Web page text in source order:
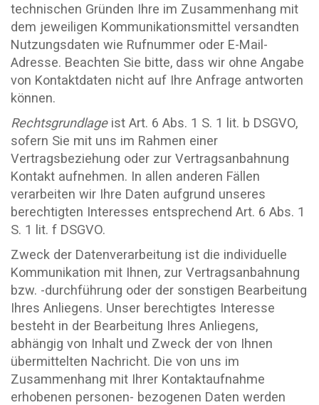
technischen Gründen Ihre im Zusammenhang mit
dem jeweiligen Kommunikationsmittel versandten
Nutzungsdaten wie Rufnummer oder E-Mail-
Adresse. Beachten Sie bitte, dass wir ohne Angabe
von Kontaktdaten nicht auf Ihre Anfrage antworten
können.
Rechtsgrundlageist Art. 6 Abs. 1 S. 1 lit. b DSGVO,
sofern Sie mit uns im Rahmen einer
Vertragsbeziehung oder zur Vertragsanbahnung
Kontakt aufnehmen. In allen anderen Fällen
verarbeiten wir Ihre Daten aufgrund unseres
berechtigten Interesses entsprechend Art. 6 Abs. 1
S. 1 lit. f DSGVO.
Zweck der Datenverarbeitung ist die individuelle
Kommunikation mit Ihnen, zur Vertragsanbahnung
bzw. -durchführung oder der sonstigen Bearbeitung
Ihres Anliegens. Unser berechtigtes Interesse
besteht in der Bearbeitung Ihres Anliegens,
abhängig von Inhalt und Zweck der von Ihnen
übermittelten Nachricht. Die von uns im
Zusammenhang mit Ihrer Kontaktaufnahme
erhobenen personen- bezogenen Daten werden